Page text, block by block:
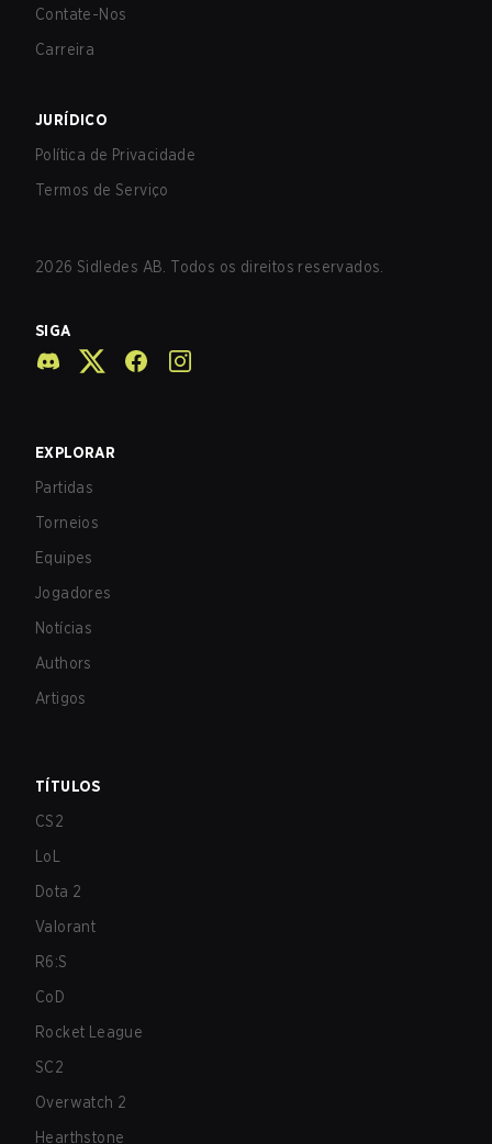
Contate-Nos
Carreira
JURÍDICO
Política de Privacidade
Termos de Serviço
2026 Sidledes AB. Todos os direitos reservados.
SIGA
EXPLORAR
Partidas
Torneios
Equipes
Jogadores
Notícias
Authors
Artigos
TÍTULOS
CS2
LoL
Dota 2
Valorant
R6:S
CoD
Rocket League
SC2
Overwatch 2
Hearthstone